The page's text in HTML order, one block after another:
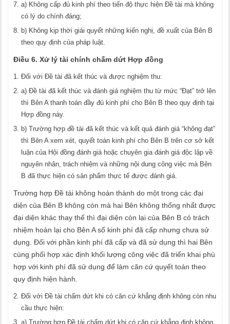
a) Không cấp đủ kinh phí theo tiến độ thực hiện Đề tài mà không
có lý do chính đáng;
b) Không kịp thời giải quyết những kiến nghị, đề xuất của Bên B
theo quy định của pháp luật.
Điều 6. Xử lý tài chính chấm dứt Hợp đồng
Đối với Đề tài đã kết thúc và được nghiệm thu:
a) Đề tài đã kết thúc và đánh giá nghiệm thu từ mức “Đạt” trở lên
thì Bên A thanh toán đầy đủ kinh phí cho Bên B theo quy định tại
Hợp đồng này.
b) Trường hợp đề tài đã kết thúc và kết quả đánh giá “không đạt”
thì Bên A xem xét, quyết toán kinh phí cho Bên B trên cơ sở kết
luận của Hội đồng đánh giá hoặc chuyên gia đánh giá độc lập về
nguyên nhân, trách nhiệm và những nội dung công việc mà Bên
B đã thực hiện có sản phẩm thực tế được đánh giá.
Trường hợp Đề tài không hoàn thành do một trong các đại
diện của Bên B không còn mà hai Bên không thống nhất được
đại diện khác thay thế thì đại diện còn lại của Bên B có trách
nhiệm hoàn lại cho Bên A số kinh phí đã cấp nhưng chưa sử
dụng. Đối với phần kinh phí đã cấp và đã sử dụng thì hai Bên
cùng phối hợp xác định khối lượng công việc đã triển khai phù
hợp với kinh phí đã sử dụng để làm căn cứ quyết toán theo
quy định hiện hành.
Đối với Đề tài chấm dứt khi có căn cứ khẳng định không còn nhu
cầu thực hiện:
a) Trường hợp Đề tài chấm dứt khi có căn cứ khẳng định không